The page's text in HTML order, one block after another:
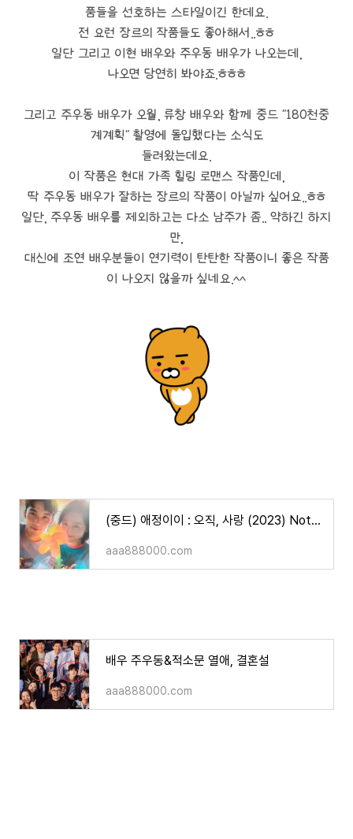
품들을 선호하는 스타일이긴 한데요.
전 요런 장르의 작품들도 좋아해서..ㅎㅎ
일단 그리고 이현 배우와 주우동 배우가 나오는데,
나오면 당연히 봐야죠.ㅎㅎㅎ
그리고 주우동 배우가 오월, 류창 배우와 함께 중드 "180천중
계계획" 촬영에 돌입했다는 소식도
들려왔는데요.
이 작품은 현대 가족 힐링 로맨스 작품인데,
딱 주우동 배우가 잘하는 장르의 작품이 아닐까 싶어요..ㅎㅎ
일단, 주우동 배우를 제외하고는 다소 남주가 좀.. 약하긴 하지
만,
대신에 조연 배우분들이 연기력이 탄탄한 작품이니 좋은 작품
이 나오지 않을까 싶네요.^^
(중드) 애정이이 : 오직, 사랑 (2023) Nothing But You ( 오뢰/주우동 주연, 등장인물, 줄거리, 그 외)
aaa888000.com
배우 주우동&적소문 열애, 결혼설
aaa888000.com